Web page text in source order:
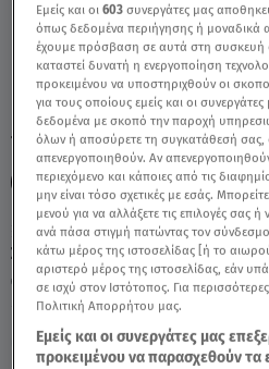
Σάββατο 8 Αυγούστου 2026
19.03.25, 21:42 ΚΟΣΜΟΣ
TAGS: ΒΟΡΕΙΑ ΜΑΚΕΔΟΝΙΑ
ΝΥΧΤΕΡΙΝΟ ΚΕΝΤΡΟ
Εμείς και οι603 συνεργάτες μας
όπως δεδομένα περιήγησης ή μοναδικά
έχουμε πρόσβαση σε αυτά στη συσκευή
καταστεί δυνατή η ενεργοποίηση
προκειμένου να υποστηριχθούν οι
για τους οποίους εμείς και οι
δεδομένα με σκοπό την παροχή
όλων ή αποσύρετε τη συγκατάθεσή σας,
απενεργοποιηθούν. Αν
περιεχόμενο και κάποιες από τις
μην είναι τόσο σχετικές με εσάς.
μενού για να αλλάξετε τις επιλογές σας
ανά πάσα στιγμή πατώντας τον
κάτω μέρος της ιστοσελίδας [ή το
αριστερό μέρος της ιστοσελίδας, εάν
σε ισχύ στον Ιστότοπος. Για
Πολιτική Απορρήτου μας.
Εμείς και οι συνεργάτες μας
προκειμένου να παρασχεθούν τα